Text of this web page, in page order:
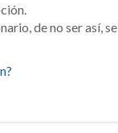
de no ser así, se